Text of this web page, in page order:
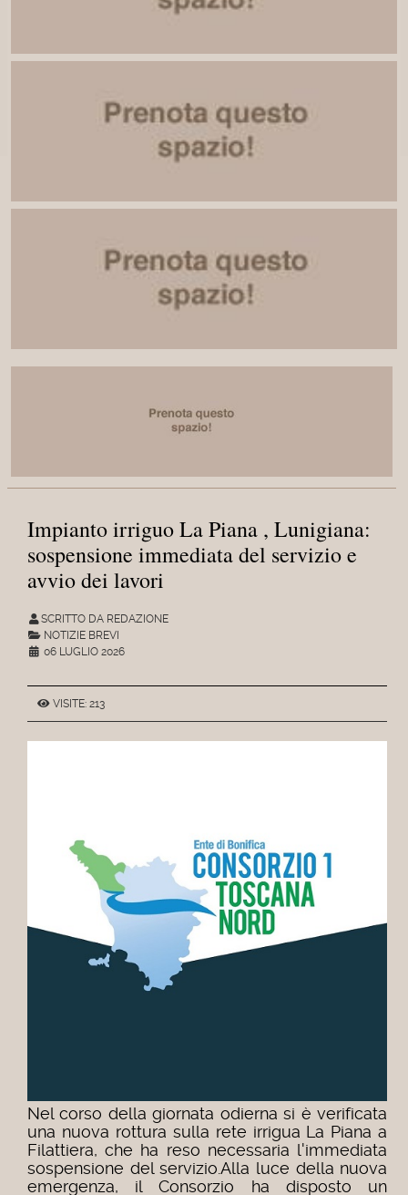
Impianto irriguo La Piana , Lunigiana:
sospensione immediata del servizio e
avvio dei lavori
SCRITTO DA REDAZIONE
NOTIZIE BREVI
06 LUGLIO 2026
VISITE: 213
Nel corso della giornata odierna si è verificata
una nuova rottura sulla rete irrigua La Piana a
Filattiera, che ha reso necessaria l'immediata
sospensione del servizio.Alla luce della nuova
emergenza, il Consorzio ha disposto un